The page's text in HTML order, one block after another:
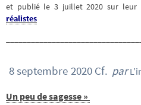
et publié le 3 juillet 2020 sur
réalistes
8 septembre 2020 Cf. par
Un peu de sagesse »